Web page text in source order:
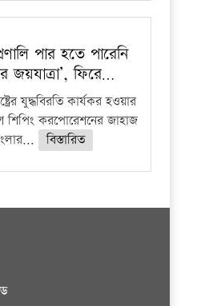
পার হতে পারেনি
জয়যাত্রা’, ফিরে…
যুদ্ধবিরতি কার্যকর হওয়ার
শিপিং করপোরেশনের জাহাজ
বিস্তারিত